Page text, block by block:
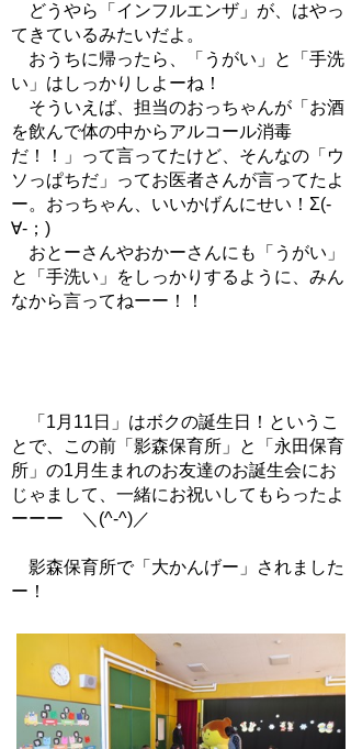
どうやら「インフルエンザ」が、はやっ
てきているみたいだよ。
おうちに帰ったら、「うがい」と「手洗
い」はしっかりしよーね！
そういえば、担当のおっちゃんが「お酒
を飲んで体の中からアルコール消毒
だ！！」って言ってたけど、そんなの「ウ
ソっぱちだ」ってお医者さんが言ってたよ
ー。おっちゃん、いいかげんにせい！Σ(-
∀-；)
おとーさんやおかーさんにも「うがい」
と「手洗い」をしっかりするように、みん
なから言ってねーー！！
「1月11日」はボクの誕生日！というこ
とで、この前「影森保育所」と「永田保育
所」の1月生まれのお友達のお誕生会にお
じゃまして、一緒にお祝いしてもらったよ
ーーー ＼(^-^)／
影森保育所で「大かんげー」されました
ー！